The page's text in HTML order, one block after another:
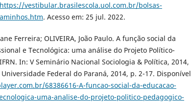
https://vestibular.brasilescola.uol.com.br/bolsas-
. Acesso em: 25 jul. 2022.
Ferreira; OLIVEIRA, João Paulo. A função social da
e Tecnológica: uma análise do Projeto Político-
In: V Seminário Nacional Sociologia & Política, 2014,
Federal do Paraná, 2014, p. 2-17. Disponível
68386616-A-funcao-social-da-educacao-
uma-analise-do-projeto-politico-pedagogico-